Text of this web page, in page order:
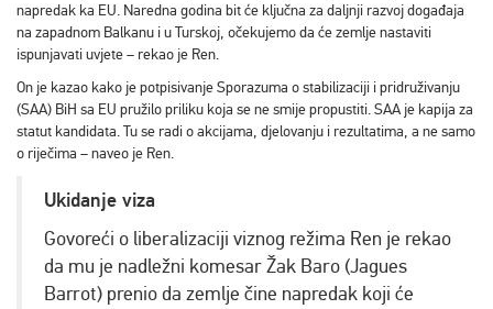
napredak ka EU. Naredna godina bit će ključna za daljnji razvoj događaja
na zapadnom Balkanu i u Turskoj, očekujemo da će zemlje nastaviti
ispunjavati uvjete – rekao je Ren.
On je kazao kako je potpisivanje Sporazuma o stabilizaciji i pridruživanju
(SAA) BiH sa EU pružilo priliku koja se ne smije propustiti. SAA je kapija za
statut kandidata. Tu se radi o akcijama, djelovanju i rezultatima, a ne samo
o riječima – naveo je Ren.
Ukidanje viza
Govoreći o liberalizaciji viznog režima Ren je rekao
da mu je nadležni komesar Žak Baro (Jagues
Barrot) prenio da zemlje čine napredak koji će